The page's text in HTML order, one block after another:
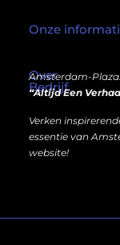
Over
Bedrijf
Amsterdam-
“Altijd Een
Verken
essentie van
website!
Onze